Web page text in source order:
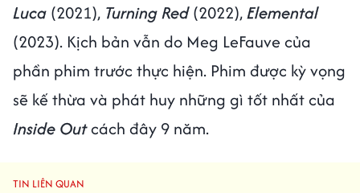
Luca (2021), Turning Red(2022),Elemental
(2023). Kịch bản vẫn do Meg LeFauve của
phần phim trước thực hiện. Phim được kỳ vọng
sẽ kế thừa và phát huy những gì tốt nhất của
Inside Outcách đây 9 năm.
TIN LIÊN QUAN